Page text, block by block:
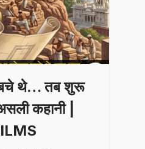
बचे थे… तब शुरू
कहानी |